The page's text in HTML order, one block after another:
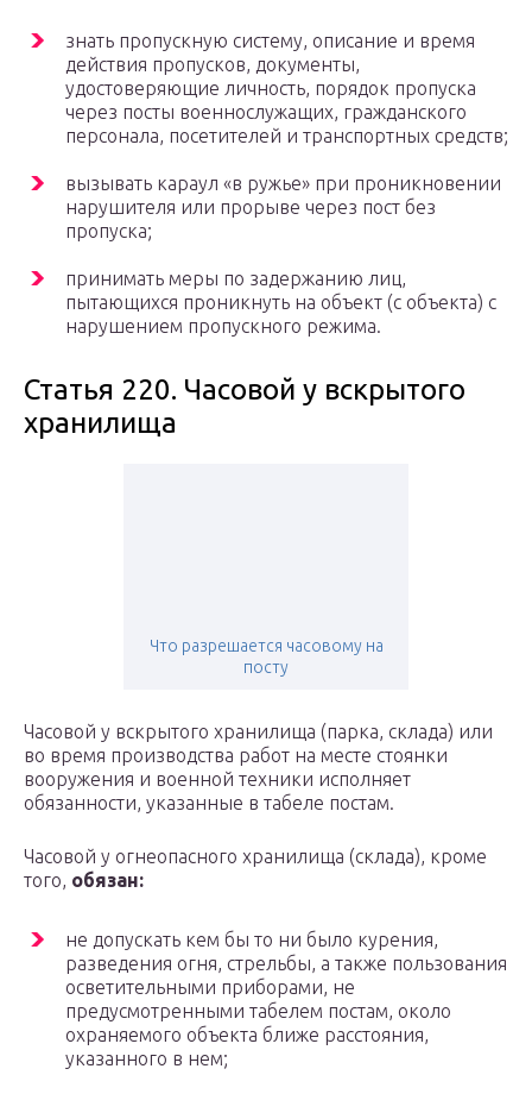
знать пропускную систему, описание и время
действия пропусков, документы,
удостоверяющие личность, порядок пропуска
через посты военнослужащих, гражданского
персонала, посетителей и транспортных средств;
вызывать караул «в ружье» при проникновении
нарушителя или прорыве через пост без
пропуска;
принимать меры по задержанию лиц,
пытающихся проникнуть на объект (с объекта) с
нарушением пропускного режима.
Статья 220. Часовой у вскрытого
хранилища
Что разрешается часовому на
посту
Часовой у вскрытого хранилища (парка, склада) или
во время производства работ на месте стоянки
вооружения и военной техники исполняет
обязанности, указанные в табеле постам.
Часовой у огнеопасного хранилища (склада), кроме
того, обязан:
не допускать кем бы то ни было курения,
разведения огня, стрельбы, а также пользования
осветительными приборами, не
предусмотренными табелем постам, около
охраняемого объекта ближе расстояния,
указанного в нем;